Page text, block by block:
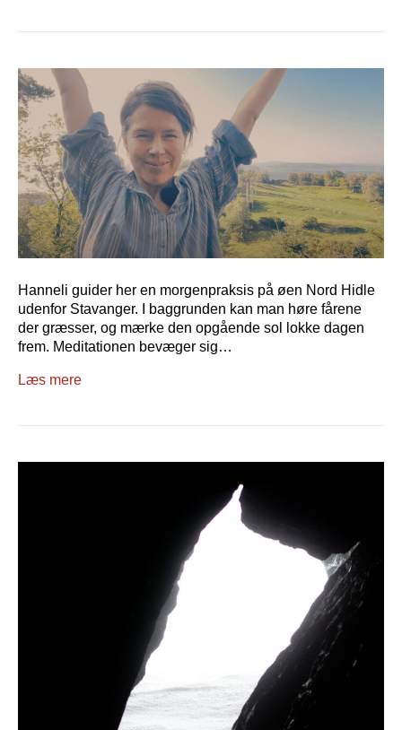
Hanneli guider her en morgenpraksis på øen Nord Hidle
udenfor Stavanger. I baggrunden kan man høre fårene
der græsser, og mærke den opgående sol lokke dagen
frem. Meditationen bevæger sig…
Læs mere